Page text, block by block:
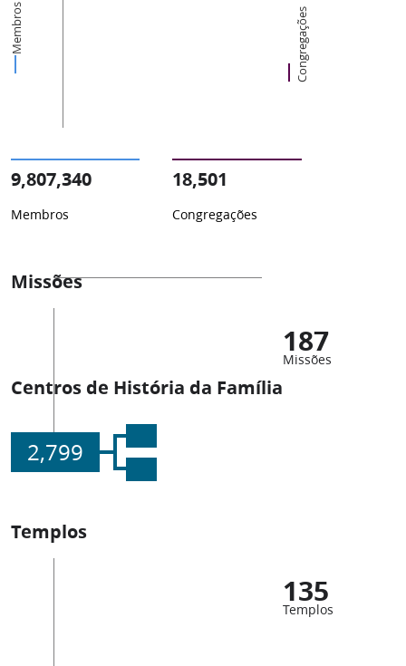
Membros Congregações
9,807,340
Membros
18,501
Congregações
Missões
187
Missões
Centros de História da Família
2,799
Templos
135
Templos